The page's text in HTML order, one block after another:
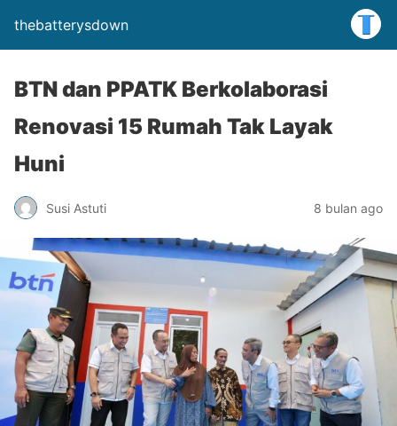
thebatterysdown
BTN dan PPATK Berkolaborasi
Renovasi 15 Rumah Tak Layak
Huni
Susi Astuti 8 bulan ago